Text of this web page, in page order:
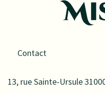
Contact
13, rue Sainte-Ursule